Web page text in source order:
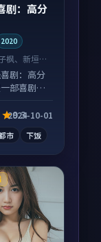
剧：高分
2020
枫、新垣结
喜剧：高分
部喜剧向
合配弹幕
9.3
2024-10-01
市 下饭